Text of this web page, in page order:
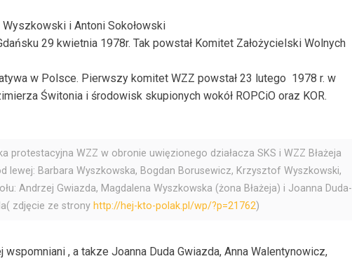
i Antoni Sokołowski
29 kwietnia 1978r. Tak powstał Komitet Założycielski Wolnych
w Polsce. Pierwszy komitet WZZ powstał 23 lutego 1978 r. w
Świtonia i środowisk skupionych wokół ROPCiO oraz KOR.
protestacyjna WZZ w obronie uwięzionego działacza SKS i WZZ Błażeja
lewej: Barbara Wyszkowska, Bogdan Borusewicz, Krzysztof Wyszkowski,
Andrzej Gwiazda, Magdalena Wyszkowska (żona Błażeja) i Joanna Duda-
zdjęcie ze strony http://hej-kto-polak.pl/wp/?p=21762)
wspomniani , a takze Joanna Duda Gwiazda, Anna Walentynowicz,